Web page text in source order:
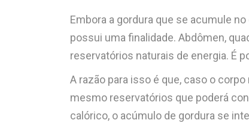
Embora a gordura que se acumule
possui uma finalidade. Abdômen,
reservatórios naturais de energia. É
A razão para isso é que, caso o
mesmo reservatórios que poderá
calórico, o acúmulo de gordura se